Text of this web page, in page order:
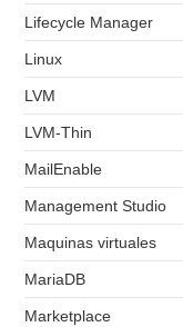
Lifecycle Manager
Linux
LVM
LVM-Thin
MailEnable
Management Studio
Maquinas virtuales
MariaDB
Marketplace